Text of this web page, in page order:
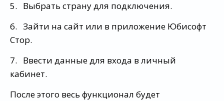
5. Выбрать страну для подключения.
6. Зайти на сайт или в приложение Юбисофт
Стор.
7. Ввести данные для входа в личный
кабинет.
После этого весь функционал будет